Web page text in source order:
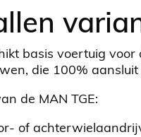
basis voertuig
die 100%
de MAN TGE:
of